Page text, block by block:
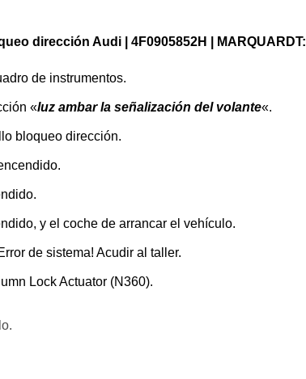
dirección Audi | 4F0905852H | MARQUARDT:
de instrumentos.
«luz ambar la señalización del volante«.
bloqueo dirección.
y el coche de arrancar el vehículo.
de sistema! Acudir al taller.
Lock Actuator (N360).